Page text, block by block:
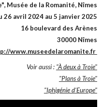
Musée de la Romanité, Nîmes
26 avril 2024 au 5 janvier 2025
16 boulevard des Arènes
30000 Nîmes
www.museedelaromanite.fr
Voir aussi : "À deux à Troie"
"Plans à Troie"
"Iphigénie d'Europe"